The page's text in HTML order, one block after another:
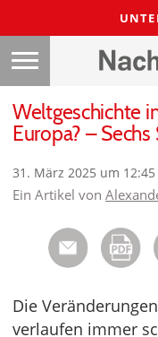
Weltgeschichte
Europa? –
31. März 2025 um 12:45
Ein Artikel von
Die
verlaufen immer